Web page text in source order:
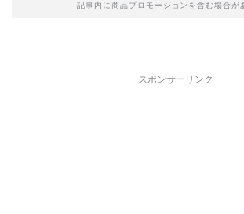
記事内に商品プロモーションを含む場合が
スポンサーリンク